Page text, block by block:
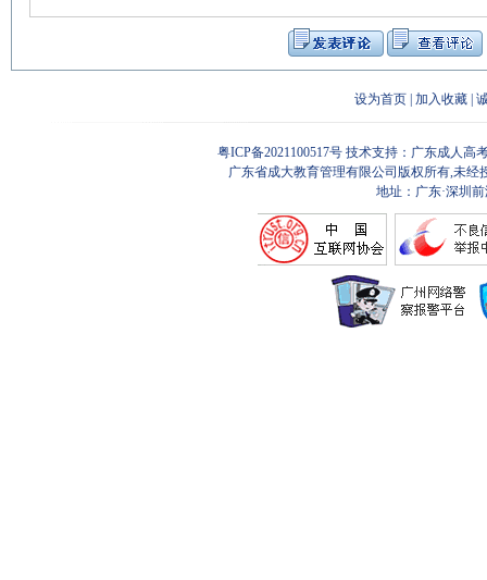
设为首页 加入收藏
粤ICP备2021100517号 技术支持：广东成人高
广东省成大教育管理有限公司版权所有,未
地址：广东·深圳